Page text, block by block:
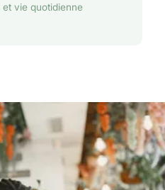
vie quotidienne